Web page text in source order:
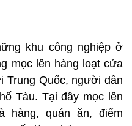
khu công nghiệp ở
mọc lên hàng loạt cửa
Quốc, người dân
Tàu. Tại đây mọc lên
hàng, quán ăn, điểm